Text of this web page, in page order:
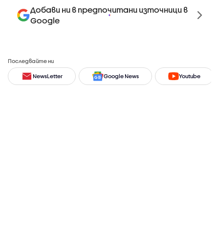
Добави ни в предпочитани източници в
Google
Последвайте ни
NewsLetter Google News Youtube